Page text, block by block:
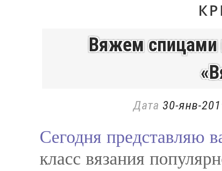
Вяжем спицами
Дата 30-янв-
Сегодня представляю
класс вязания